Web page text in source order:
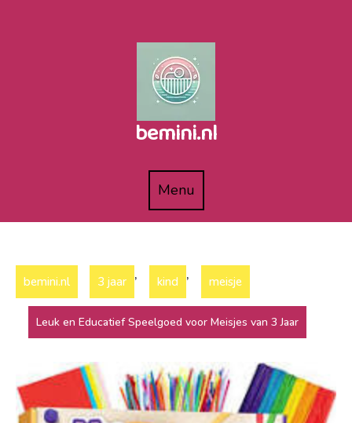
bemini.nl
MenuMenu
bemini.nl 3 jaar , kind , meisje
Leuk en Educatief Speelgoed voor Meisjes van 3 Jaar